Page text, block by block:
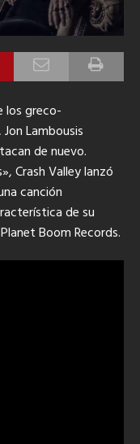
los greco-
Lambousis
de nuevo.
Crash Valley lanzó
canción
de su
Boom Records.